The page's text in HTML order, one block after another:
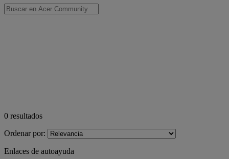
0 resultados
Ordenar por:
Enlaces de autoayuda